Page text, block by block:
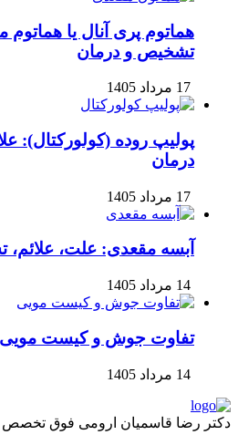
هماتوم پری‌ آنال یا
تشخیص و درمان
17 مرداد 1405
پولیپ روده (کولورکتال):
درمان
17 مرداد 1405
آبسه مقعدی: علت،
14 مرداد 1405
تفاوت جوش و کیست مویی
14 مرداد 1405
دکتر رضا قاسمیان ارومی فوق تخصص